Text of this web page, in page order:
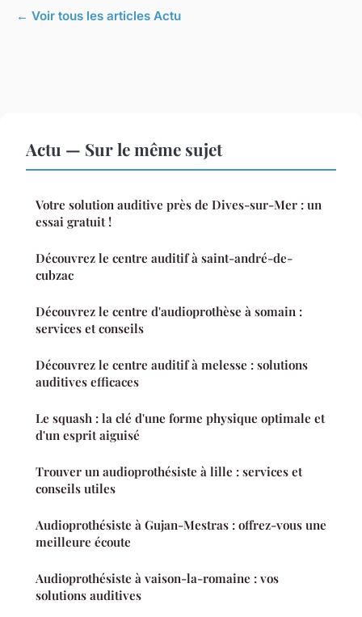
← Voir tous les articles Actu
Actu — Sur le même sujet
Votre solution auditive près de Dives-sur-Mer : un
essai gratuit !
Découvrez le centre auditif à saint-andré-de-
cubzac
Découvrez le centre d'audioprothèse à somain :
services et conseils
Découvrez le centre auditif à melesse : solutions
auditives efficaces
Le squash : la clé d'une forme physique optimale et
d'un esprit aiguisé
Trouver un audioprothésiste à lille : services et
conseils utiles
Audioprothésiste à Gujan-Mestras : offrez-vous une
meilleure écoute
Audioprothésiste à vaison-la-romaine : vos
solutions auditives